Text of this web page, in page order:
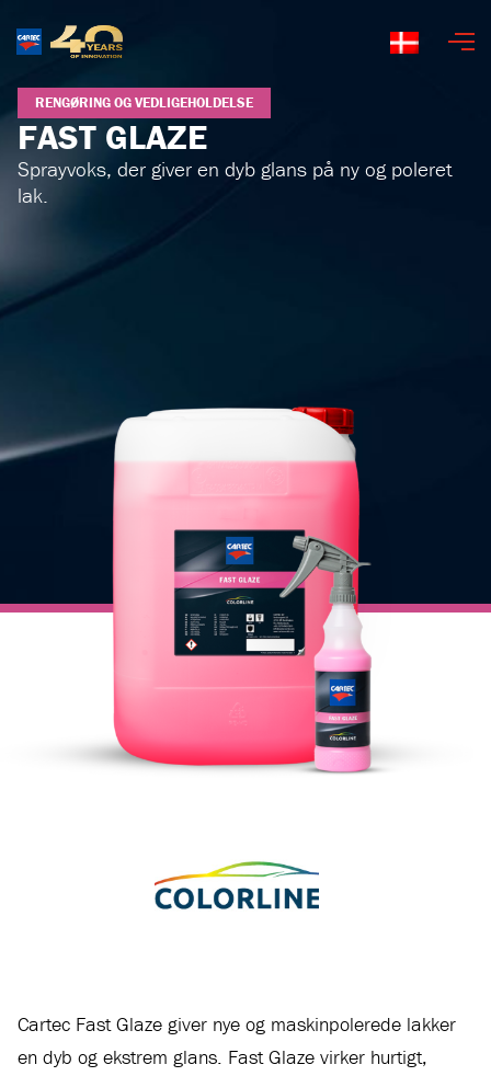
RENGØRING OG VEDLIGEHOLDELSE
FAST GLAZE
Sprayvoks, der giver en dyb glans på ny og poleret
lak.
Cartec Fast Glaze giver nye og maskinpolerede lakker
en dyb og ekstrem glans. Fast Glaze virker hurtigt,